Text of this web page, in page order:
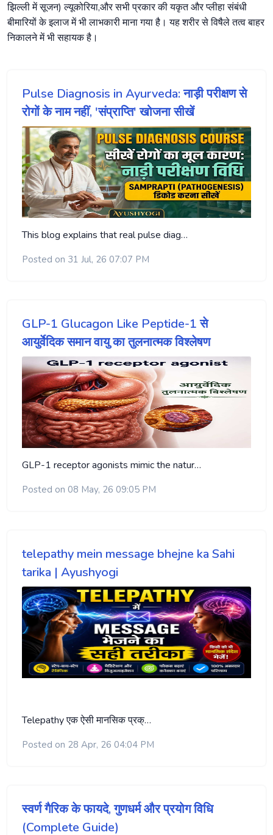
झिल्ली में सूजन) ल्यूकोरिया,और सभी प्रकार की यकृत और प्लीहा संबंधी
बीमारियों के इलाज में भी लाभकारी माना गया है। यह शरीर से विषैले तत्व बाहर
निकालने में भी सहायक है।
Pulse Diagnosis in Ayurveda: नाड़ी परीक्षण से
रोगों के नाम नहीं, 'संप्राप्ति' खोजना सीखें
This blog explains that real pulse diag…
Posted on 31 Jul, 26 07:07 PM
GLP-1 Glucagon Like Peptide-1 से
आयुर्वेदिक समान वायु का तुलनात्मक विश्लेषण
GLP-1 receptor agonists mimic the natur…
Posted on 08 May, 26 09:05 PM
telepathy mein message bhejne ka Sahi
tarika | Ayushyogi
Telepathy एक ऐसी मानसिक प्रक्…
Posted on 28 Apr, 26 04:04 PM
स्वर्ण गैरिक के फायदे, गुणधर्म और प्रयोग विधि
(Complete Guide)